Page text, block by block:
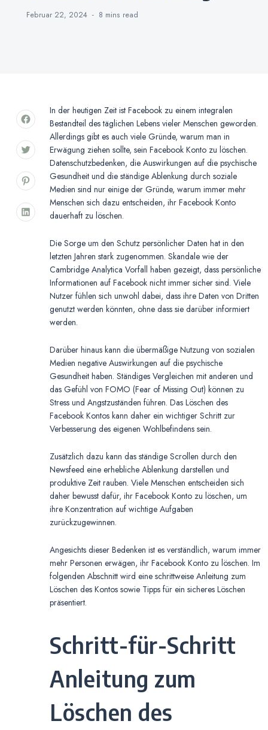
Februar 22, 2024 8 mins read
In der heutigen Zeit ist Facebook zu einem integralen
Bestandteil des täglichen Lebens vieler Menschen geworden.
Allerdings gibt es auch viele Gründe, warum man in
Erwägung ziehen sollte, sein Facebook Konto zu löschen.
Datenschutzbedenken, die Auswirkungen auf die psychische
Gesundheit und die ständige Ablenkung durch soziale
Medien sind nur einige der Gründe, warum immer mehr
Menschen sich dazu entscheiden, ihr Facebook Konto
dauerhaft zu löschen.
Die Sorge um den Schutz persönlicher Daten hat in den
letzten Jahren stark zugenommen. Skandale wie der
Cambridge Analytica Vorfall haben gezeigt, dass persönliche
Informationen auf Facebook nicht immer sicher sind. Viele
Nutzer fühlen sich unwohl dabei, dass ihre Daten von Dritten
genutzt werden könnten, ohne dass sie darüber informiert
werden.
Darüber hinaus kann die übermäßige Nutzung von sozialen
Medien negative Auswirkungen auf die psychische
Gesundheit haben. Ständiges Vergleichen mit anderen und
das Gefühl von FOMO (Fear of Missing Out) können zu
Stress und Angstzuständen führen. Das Löschen des
Facebook Kontos kann daher ein wichtiger Schritt zur
Verbesserung des eigenen Wohlbefindens sein.
Zusätzlich dazu kann das ständige Scrollen durch den
Newsfeed eine erhebliche Ablenkung darstellen und
produktive Zeit rauben. Viele Menschen entscheiden sich
daher bewusst dafür, ihr Facebook Konto zu löschen, um
ihre Konzentration auf wichtige Aufgaben
zurückzugewinnen.
Angesichts dieser Bedenken ist es verständlich, warum immer
mehr Personen erwägen, ihr Facebook Konto zu löschen. Im
folgenden Abschnitt wird eine schrittweise Anleitung zum
Löschen des Kontos sowie Tipps für ein sicheres Löschen
präsentiert.
Schritt-für-Schritt
Anleitung zum
Löschen des